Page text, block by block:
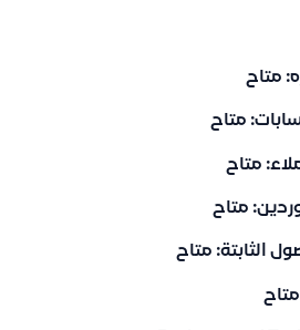
متاح
متاح
متاح
متاح
الثابتة: متاح